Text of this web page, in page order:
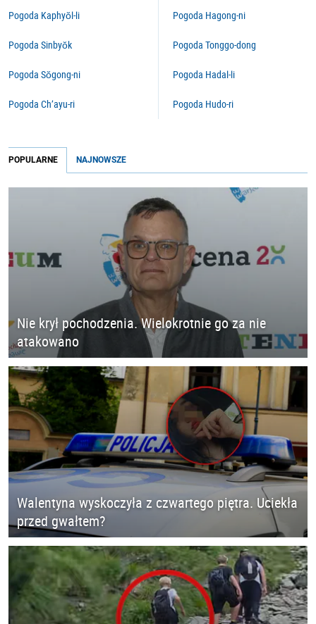
Pogoda Kaphyŏl-li
Pogoda Sinbyŏk
Pogoda Sŏgong-ni
Pogoda Ch’ayu-ri
Pogoda Hagong-ni
Pogoda Tonggo-dong
Pogoda Hadal-li
Pogoda Hudo-ri
POPULARNE NAJNOWSZE
Nie krył pochodzenia. Wielokrotnie go za nie
atakowano
Walentyna wyskoczyła z czwartego piętra. Uciekła
przed gwałtem?